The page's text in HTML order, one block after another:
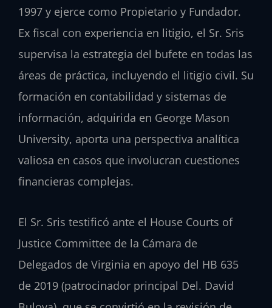
1997 y ejerce como Propietario y Fundador.
Ex fiscal con experiencia en litigio, el Sr. Sris
supervisa la estrategia del bufete en todas las
áreas de práctica, incluyendo el litigio civil. Su
formación en contabilidad y sistemas de
información, adquirida en George Mason
University, aporta una perspectiva analítica
valiosa en casos que involucran cuestiones
financieras complejas.
El Sr. Sris testificó ante el House Courts of
Justice Committee de la Cámara de
Delegados de Virginia en apoyo del HB 635
de 2019 (patrocinador principal Del. David